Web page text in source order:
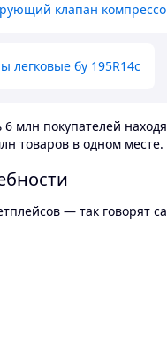
клапан
легковые бу 195R14c
покупателей
товаров в одном месте.
— так говорят